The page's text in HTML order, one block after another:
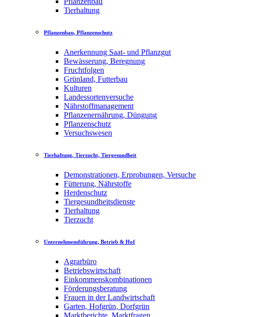
Tierhaltung
Pflanzenbau, Pflanzenschutz
Anerkennung Saat- und Pflanzgut
Bewässerung, Beregnung
Fruchtfolgen
Grünland, Futterbau
Kulturen
Landessortenversuche
Nährstoffmanagement
Pflanzenernährung, Düngung
Pflanzenschutz
Versuchswesen
Tierhaltung, Tierzucht, Tiergesundheit
Demonstrationen, Erprobungen, Versuche
Fütterung, Nährstoffe
Herdenschutz
Tiergesundheitsdienste
Tierhaltung
Tierzucht
Unternehmensführung, Betrieb & Hof
Agrarbüro
Betriebswirtschaft
Einkommenskombinationen
Förderungsberatung
Frauen in der Landwirtschaft
Garten, Hofgrün, Dorfgrün
Marktberichte, Marktfragen